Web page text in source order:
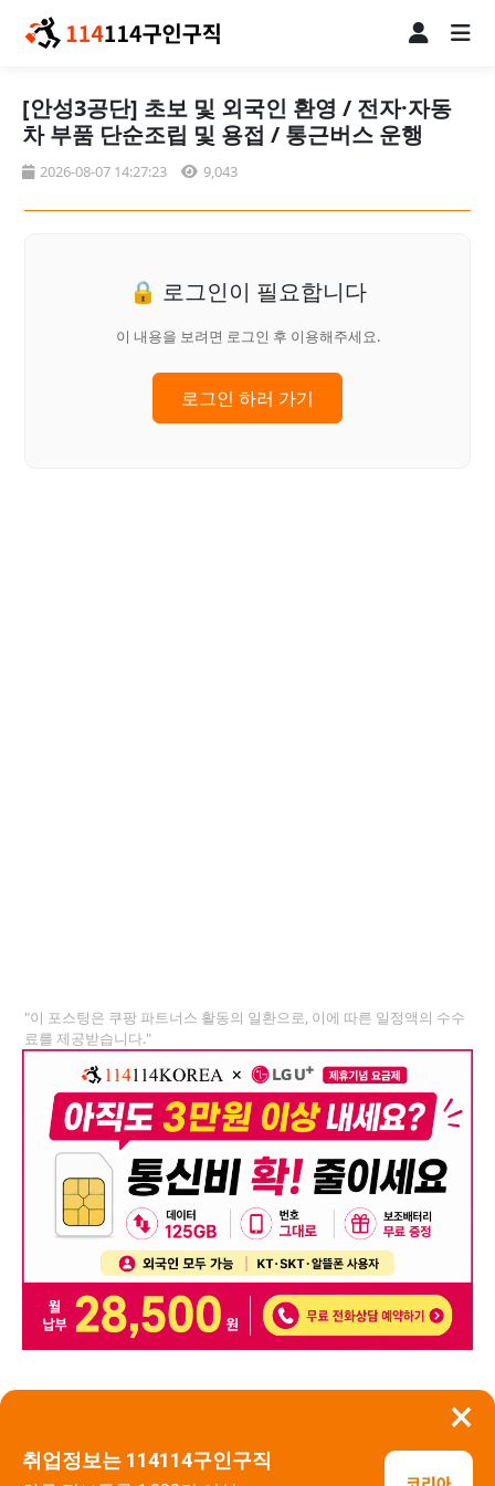
×
취업정보는 114114구인구직
[안성3공단] 초보 및 외국인 환영 / 전자·자동
차 부품 단순조립 및 용접 / 통근버스 운행
2026-08-07 14:27:23 9,043
🔒 로그인이 필요합니다
이 내용을 보려면 로그인 후 이용해주세요.
로그인 하러 가기
"이 포스팅은 쿠팡 파트너스 활동의 일환으로, 이에 따른 일정액의 수수
료를 제공받습니다."